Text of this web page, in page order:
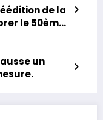
de la
le 50ème
un